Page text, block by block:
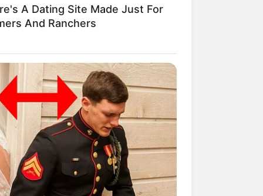
Lebih Modern, 7 Potret
Renovasi Rumah Berusia
A Dating Site Made Just For
And Ranchers